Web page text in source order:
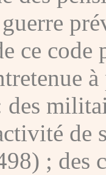
ce code
des
de
; des